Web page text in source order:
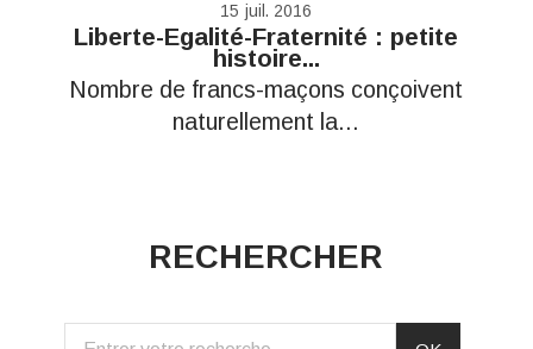
15 juil. 2016
Liberte-Egalité-Fraternité : petite
histoire...
Nombre de francs-maçons conçoivent
naturellement la...
RECHERCHER